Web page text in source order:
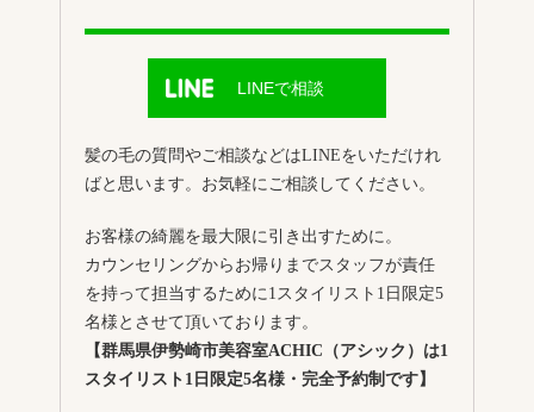
LINEで相談
髪の毛の質問やご相談などはLINEをいただけれ
ばと思います。お気軽にご相談してください。
お客様の綺麗を最大限に引き出すために。
カウンセリングからお帰りまでスタッフが責任
を持って担当するために1スタイリスト1日限定5
名様とさせて頂いております。
【群馬県伊勢崎市美容室ACHIC（アシック）は1
スタイリスト1日限定5名様・完全予約制です】